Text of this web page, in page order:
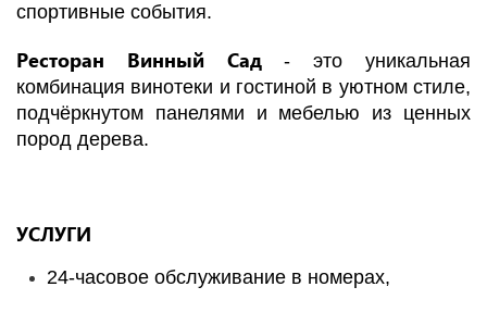
спортивные события.
Ресторан Винный Сад- это уникальная
комбинация винотеки и гостиной в уютном стиле,
подчёркнутом панелями и мебелью из ценных
пород дерева.
УСЛУГИ
24-часовое обслуживание в номерах,